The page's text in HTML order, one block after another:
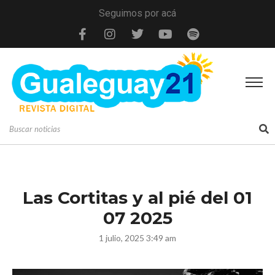
Seguimos por acá
Las Cortitas y al pié del 01
07 2025
1 julio, 2025 3:49 am